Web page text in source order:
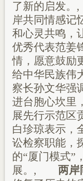
了新的启发
岸共同情感记
和心灵共鸣
优秀代表范姜
情，愿意鼓励
给中华民族
察长孙文华强
进台胞心坎里
展先行示范
白珍琼表示，
讼检察职能，
的“厦门模式”
展。, 两岸同